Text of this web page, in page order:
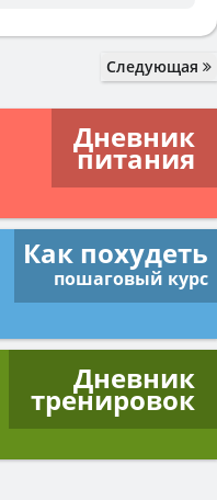
Следующая
Дневник
питания
Как похудеть
пошаговый курс
Дневник
тренировок